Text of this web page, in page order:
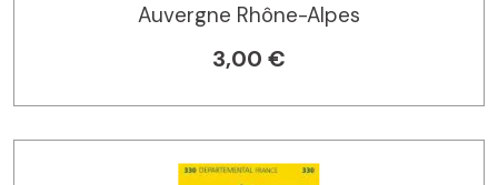
Auvergne Rhône-Alpes
3,00 €